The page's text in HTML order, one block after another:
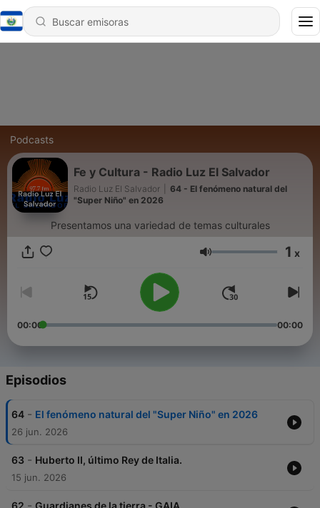
Podcasts
Fe y Cultura - Radio Luz El Salvador
Radio Luz El Salvador
64 - El fenómeno natural del
"Super Niño" en 2026
Presentamos una variedad de temas culturales
Volumen 1 x
00:00 00:00
Episodios
64 - El fenómeno natural del "Super Niño" en 2026
26 jun. 2026
63 - Huberto II, último Rey de Italia.
15 jun. 2026